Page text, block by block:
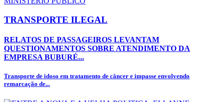
TRANSPORTE ILEGAL
RELATOS DE PASSAGEIROS LEVANTAM
QUESTIONAMENTOS SOBRE ATENDIMENTO DA
EMPRESA BUBURÉ...
Transporte de idoso em tratamento de câncer e impasse envolvendo
remarcação de...